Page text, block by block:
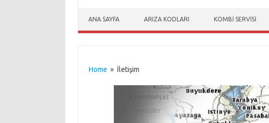
ANA SAYFA ARIZA KODLARI KOMBI SERVISI
Home » İletişim